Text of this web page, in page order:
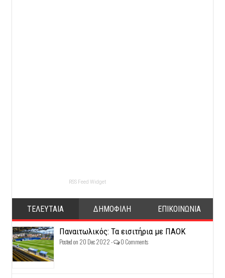
RSS Feed Widget
ΤΕΛΕΥΤΑΙΑ ΔΗΜΟΦΙΛΗ ΕΠΙΚΟΙΝΩΝΙΑ
Παναιτωλικός: Τα εισιτήρια με ΠΑΟΚ
Posted on 20 Dec 2022 - 0 Comments